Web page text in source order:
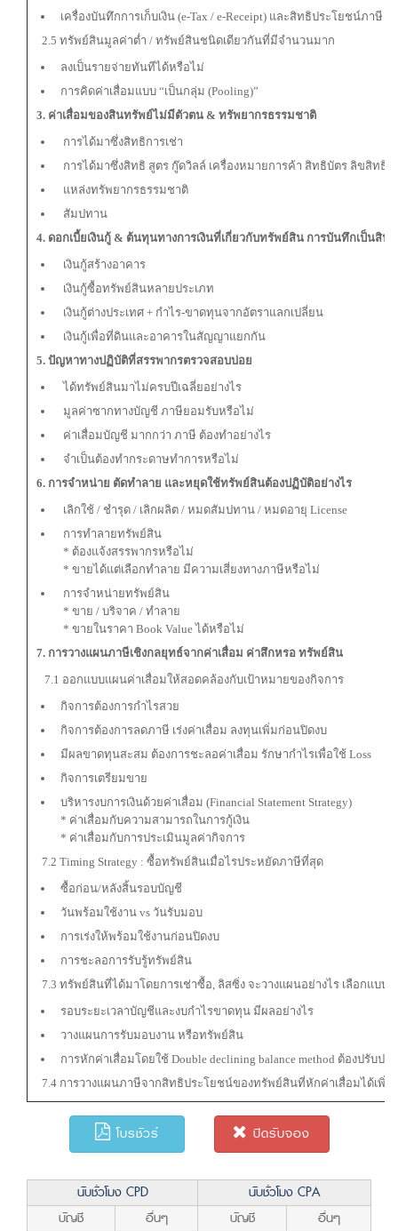
เครื่องบันทึกการเก็บเงิน (e-Tax / e-Receipt) และสิทธิประโยชน์ภาษี
2.5 ทรัพย์สินมูลค่าต่ำ / ทรัพย์สินชนิดเดียวกันที่มีจำนวนมาก
ลงเป็นรายจ่ายทันทีได้หรือไม่
การคิดค่าเสื่อมแบบ “เป็นกลุ่ม (Pooling)”
3. ค่าเสื่อมของสินทรัพย์ไม่มีตัวตน & ทรัพยากรธรรมชาติ
การได้มาซึ่งสิทธิการเช่า
การได้มาซึ่งสิทธิ สูตร กู๊ดวิลล์ เครื่องหมายการค้า สิทธิบัตร ลิขสิทธิ์
แหล่งทรัพยากรธรรมชาติ
สัมปทาน
4. ดอกเบี้ยเงินกู้ & ต้นทุนทางการเงินที่เกี่ยวกับทรัพย์สิน การบันทึกเป็นสิน
เงินกู้สร้างอาคาร
เงินกู้ซื้อทรัพย์สินหลายประเภท
เงินกู้ต่างประเทศ + กำไร-ขาดทุนจากอัตราแลกเปลี่ยน
เงินกู้เพื่อที่ดินและอาคารในสัญญาแยกกัน
5. ปัญหาทางปฏิบัติที่สรรพากรตรวจสอบบ่อย
ได้ทรัพย์สินมาไม่ครบปีเฉลี่ยอย่างไร
มูลค่าซากทางบัญชี ภาษียอมรับหรือไม่
ค่าเสื่อมบัญชี มากกว่า ภาษี ต้องทำอย่างไร
จำเป็นต้องทำกระดาษทำการหรือไม่
6. การจำหน่าย ตัดทำลาย และหยุดใช้ทรัพย์สินต้องปฏิบัติอย่างไร
เลิกใช้ / ชำรุด / เลิกผลิต / หมดสัมปทาน / หมดอายุ License
การทำลายทรัพย์สิน
* ต้องแจ้งสรรพากรหรือไม่
* ขายได้แต่เลือกทำลาย มีความเสี่ยงทางภาษีหรือไม่
การจำหน่ายทรัพย์สิน
* ขาย / บริจาค / ทำลาย
* ขายในราคา Book Value ได้หรือไม่
7. การวางแผนภาษีเชิงกลยุทธ์จากค่าเสื่อม ค่าสึกหรอ ทรัพย์สิน
7.1 ออกแบบแผนค่าเสื่อมให้สอดคล้องกับเป้าหมายของกิจการ
กิจการต้องการกำไรสวย
กิจการต้องการลดภาษี เร่งค่าเสื่อม ลงทุนเพิ่มก่อนปิดงบ
มีผลขาดทุนสะสม ต้องการชะลอค่าเสื่อม รักษากำไรเพื่อใช้ Loss
กิจการเตรียมขาย
บริหารงบการเงินด้วยค่าเสื่อม (Financial Statement Strategy)
* ค่าเสื่อมกับความสามารถในการกู้เงิน
* ค่าเสื่อมกับการประเมินมูลค่ากิจการ
7.2 Timing Strategy : ซื้อทรัพย์สินเมื่อไรประหยัดภาษีที่สุด
ซื้อก่อน/หลังสิ้นรอบบัญชี
วันพร้อมใช้งาน vs วันรับมอบ
การเร่งให้พร้อมใช้งานก่อนปิดงบ
การชะลอการรับรู้ทรัพย์สิน
7.3 ทรัพย์สินที่ได้มาโดยการเช่าซื้อ, ลิสซิ่ง จะวางแผนอย่างไร เลือกแบบ
รอบระยะเวลาบัญชีและงบกำไรขาดทุน มีผลอย่างไร
วางแผนการรับมอบงาน หรือทรัพย์สิน
การหักค่าเสื่อมโดยใช้ Double declining balance method ต้องปรับป
7.4 การวางแผนภาษีจากสิทธิประโยชน์ของทรัพย์สินที่หักค่าเสื่อมได้เพิ่
โบรชัวร์ ปิดรับจอง
นับชั่วโมง CPD
นับชั่วโมง CPA
บัญชี
อื่นๆ บัญชี อื่นๆ